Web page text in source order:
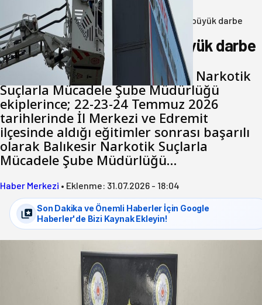
05 Ağustos 2026
Anasayfa/3.Sayfa/Balıkesir’de uyuşturucuya büyük darbe
Balıkesir’de uyuşturucuya büyük darbe
Balıkesir İl Emniyet Müdürlüğü Narkotik
Suçlarla Mücadele Şube Müdürlüğü
ekiplerince; 22-23-24 Temmuz 2026
tarihlerinde İl Merkezi ve Edremit
ilçesinde aldığı eğitimler sonrası başarılı
olarak Balıkesir Narkotik Suçlarla
Mücadele Şube Müdürlüğü…
Haber Merkezi • Eklenme: 31.07.2026 - 18:04
Son Dakika ve Önemli Haberler İçin Google
Haberler'de Bizi Kaynak Ekleyin!